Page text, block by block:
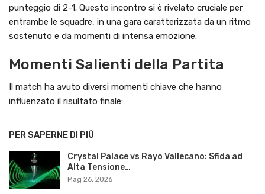
punteggio di 2-1. Questo incontro si è rivelato cruciale per
entrambe le squadre, in una gara caratterizzata da un ritmo
sostenuto e da momenti di intensa emozione.
Momenti Salienti della Partita
Il match ha avuto diversi momenti chiave che hanno
influenzato il risultato finale:
PER SAPERNE DI PIÙ
Crystal Palace vs Rayo Vallecano: Sfida ad
Alta Tensione…
Mag 26, 2026